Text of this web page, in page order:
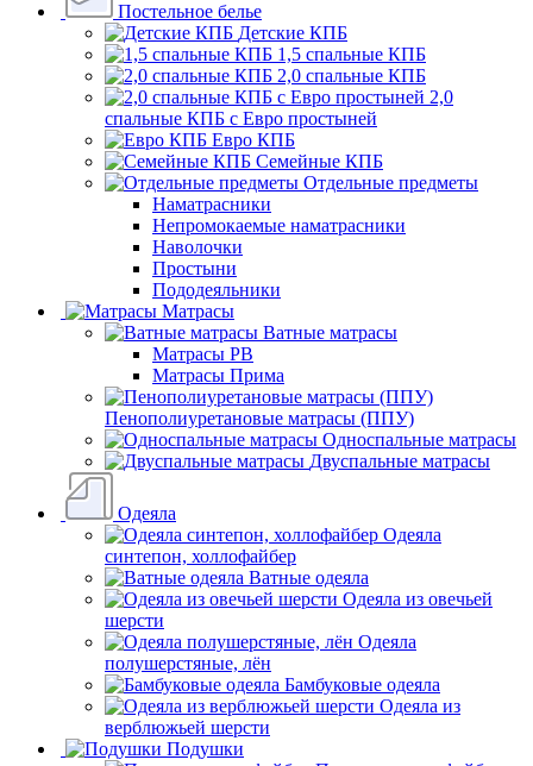
Постельное белье
Детские КПБ
1,5 спальные КПБ
2,0 спальные КПБ
2,0
спальные КПБ с Евро простыней
Евро КПБ
Семейные КПБ
Отдельные предметы
Наматрасники
Непромокаемые наматрасники
Наволочки
Простыни
Пододеяльники
Матрасы
Ватные матрасы
Матрасы РВ
Матрасы Прима
Пенополиуретановые матрасы (ППУ)
Односпальные матрасы
Двуспальные матрасы
Одеяла
Одеяла
синтепон, холлофайбер
Ватные одеяла
Одеяла из овечьей
шерсти
Одеяла
полушерстяные, лён
Бамбуковые одеяла
Одеяла из
верблюжьей шерсти
Подушки